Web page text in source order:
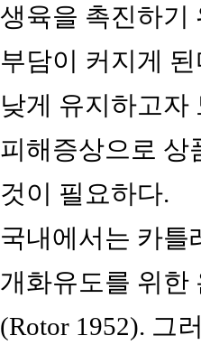
생육을 촉진하기
부담이 커지게
낮게 유지하고자
피해증상으로 상
것이 필요하다.
국내에서는 카틀
개화유도를 위한
(Rotor 1952). 그